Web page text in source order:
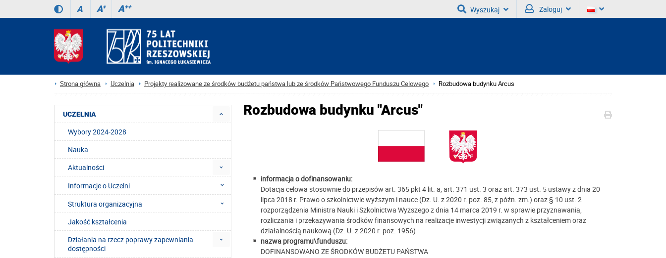
A A+ A++ Wyszukaj Zaloguj
Strona główna Uczelnia Projekty realizowane ze środków budżetu państwa lub ze środków Państwowego Funduszu Celowego Rozbudowa budynku Arcus
Rozbudowa budynku "Arcus"
informacja o dofinansowaniu:
Dotacja celowa stosownie do przepisów art. 365 pkt 4 lit. a, art. 371 ust. 3 oraz art. 373 ust. 5 ustawy z dnia 20
lipca 2018 r. Prawo o szkolnictwie wyższym i nauce (Dz. U. z 2020 r. poz. 85, z późn. zm.) oraz § 10 ust. 2
rozporządzenia Ministra Nauki i Szkolnictwa Wyższego z dnia 14 marca 2019 r. w sprawie przyznawania,
rozliczania i przekazywania środków finansowych na realizacje inwestycji związanych z kształceniem oraz
działalnością naukową (Dz. U. z 2020 r. poz. 1956)
nazwa programu\funduszu:
DOFINANSOWANO ZE ŚRODKÓW BUDŻETU PAŃSTWA
UCZELNIA
Wybory 2024-2028
Nauka
Aktualności
Informacje o Uczelni
Struktura organizacyjna
Jakość kształcenia
Działania na rzecz poprawy zapewniania
dostępności